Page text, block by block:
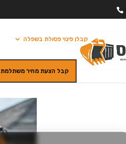
קבלן פינוי פסולת בשפלה
קבל הצעת מחיר משתלמת